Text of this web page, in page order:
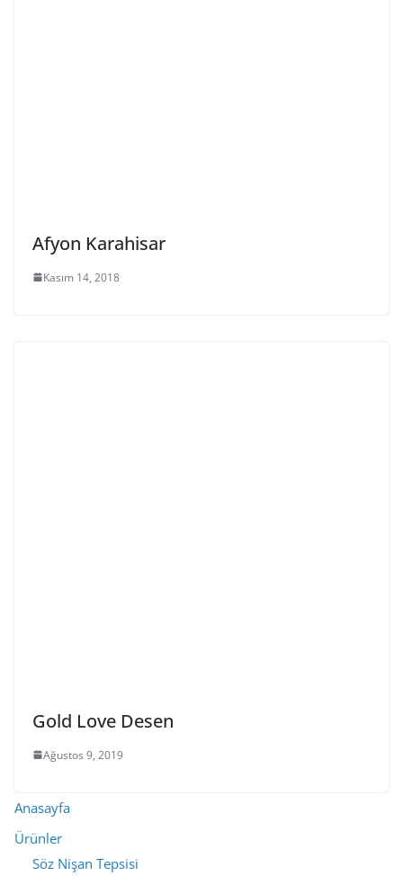
Afyon Karahisar
Kasım 14, 2018
Gold Love Desen
Ağustos 9, 2019
Anasayfa
Ürünler
Söz Nişan Tepsisi